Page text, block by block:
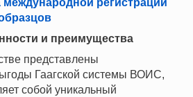
международной регистрации
и преимущества
представлены
Гаагской системы ВОИС,
собой уникальный